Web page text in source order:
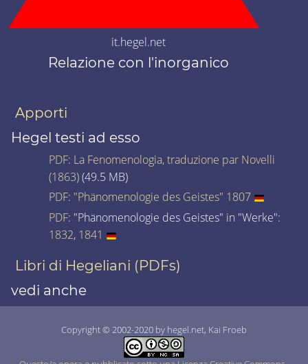
it.hegel.net
Relazione con l'inorganico
Apporti
Hegel testi ad esso
PDF: La Fenomenologia, traduzione par Novelli
(1863)(49.5 MB)
PDF: "Phänomenologie des Geistes" 1807
PDF: "Phänomenologie des Geistes" in "Werke":
1832, 1841
Libri di Hegeliani (PDFs)
vedi anche
Copyright © 2002-2020 by hegel.net, Kai Froeb